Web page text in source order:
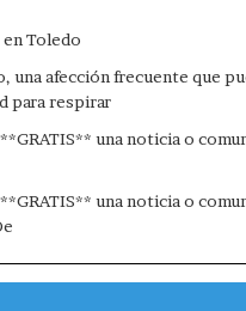
Toledo
una afección frecuente que
para respirar
una noticia o
una noticia o